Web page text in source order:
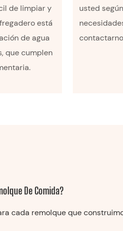
de limpiar y
está
de agua
que cumplen
usted
De Comida?
cada remolque que